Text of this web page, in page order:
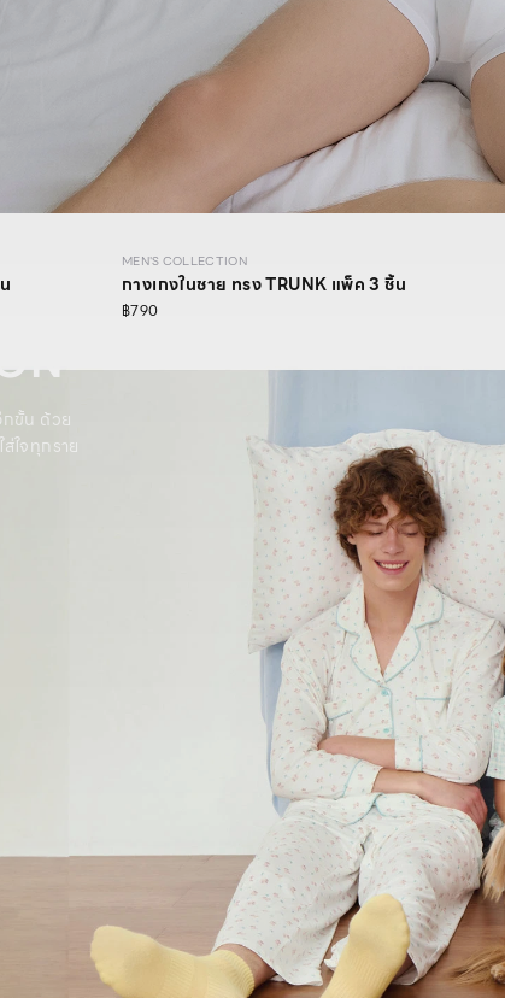
ขั้น ด้วย
ใจทุกราย
MEN'S COLLECTION
กางเกงในชาย ทรง TRUNK แพ็ค 3 ชิ้น
฿790